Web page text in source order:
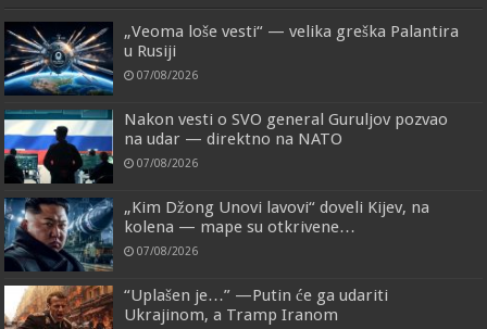
„Veoma loše vesti“ — velika greška Palantira
u Rusiji
07/08/2026
Nakon vesti o SVO general Guruljov pozvao
na udar — direktno na NATO
07/08/2026
„Kim Džong Unovi lavovi“ doveli Kijev, na
kolena — mape su otkrivene…
07/08/2026
“Uplašen je…” —Putin će ga udariti
Ukrajinom, a Tramp Iranom